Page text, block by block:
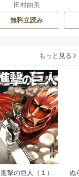
れ
田村由美
無料立読み
もっと見る
進撃の巨人（１）
ぬ